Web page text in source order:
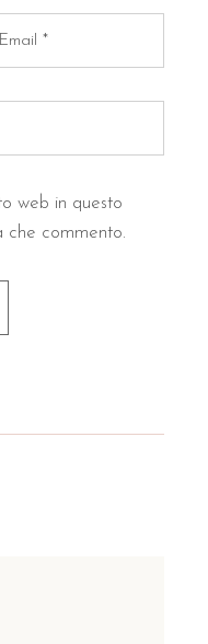
web in questo
che commento.